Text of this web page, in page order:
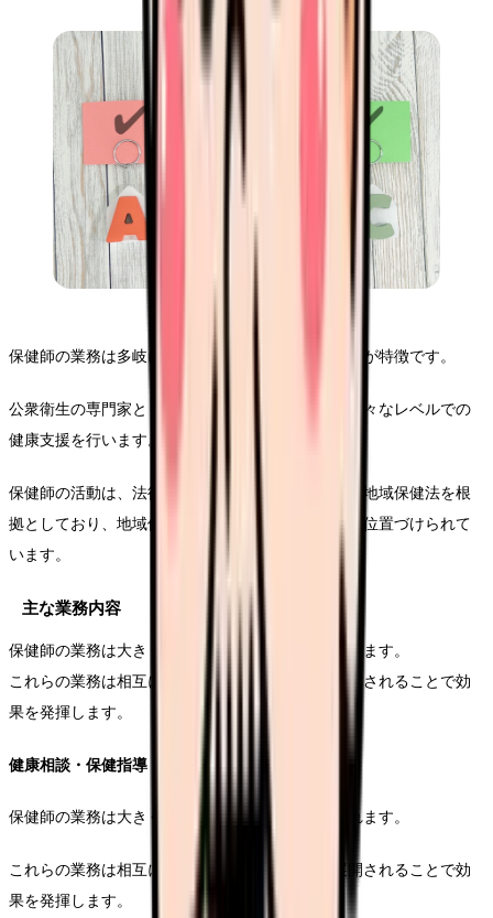
保健師の業務は多岐にわたり、活動領域も幅広いのが特徴です。
公衆衛生の専門家として、個人から地域全体まで様々なレベルでの
健康支援を行います。
保健師の活動は、法律上は保健師助産師看護師法と地域保健法を根
拠としており、地域保健対策の主要な担い手として位置づけられて
います。
主な業務内容
保健師の業務は大きく分けて以下の項目に分類されます。
これらの業務は相互に関連しており、総合的に展開されることで効
果を発揮します。
健康相談・保健指導
保健師の業務は大きく分けて以下の項目に分類されます。
これらの業務は相互に関連しており、総合的に展開されることで効
果を発揮します。